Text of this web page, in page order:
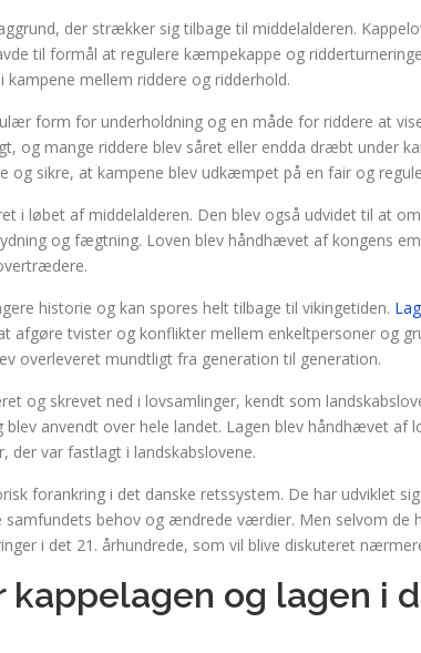
der strækker sig tilbage til middelalderen.
til formål at regulere kæmpekappe og
mellem riddere og ridderhold.
form for underholdning og en måde for riddere at
og mange riddere blev såret eller endda dræbt under
og sikre, at kampene blev udkæmpet på en fair og
i løbet af middelalderen. Den blev også udvidet til at
og fægtning. Loven blev håndhævet af kongens
historie og kan spores helt tilbage til vikingetiden.
afgøre tvister og konflikter mellem enkeltpersoner og
overleveret mundtligt fra generation til generation.
og skrevet ned i lovsamlinger, kendt som
anvendt over hele landet. Lagen blev håndhævet af
der var fastlagt i landskabslovene.
forankring i det danske retssystem. De har udviklet
behov og ændrede værdier. Men selvom de
i det 21. århundrede, som vil blive diskuteret
og lagen i